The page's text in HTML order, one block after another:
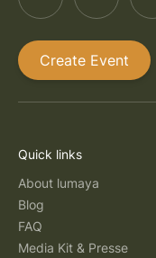
Create Event
Quick links
About lumaya
Blog
FAQ
Media Kit & Presse